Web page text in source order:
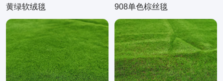
黄绿软绒毯 908单色棕丝毯